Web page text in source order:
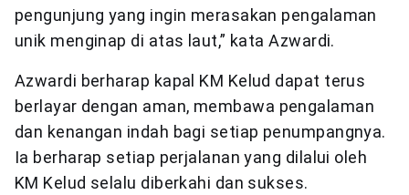
pengunjung yang ingin merasakan pengalaman
unik menginap di atas laut,” kata Azwardi.
Azwardi berharap kapal KM Kelud dapat terus
berlayar dengan aman, membawa pengalaman
dan kenangan indah bagi setiap penumpangnya.
Ia berharap setiap perjalanan yang dilalui oleh
KM Kelud selalu diberkahi dan sukses.